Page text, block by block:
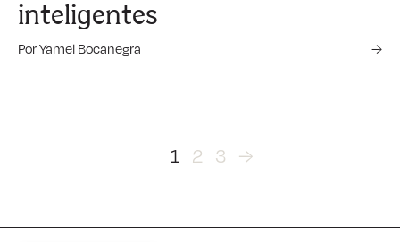
inteligentes
Por Yamel Bocanegra →
1 2 3 →